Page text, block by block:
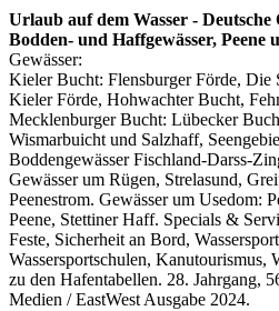
Urlaub auf dem Wasser - Deutsche
Bodden- und Haffgewässer, Peene
Gewässer:
Kieler Bucht: Flensburger Förde, Die
Kieler Förde, Hohwachter Bucht,
Mecklenburger Bucht: Lübecker
Wismarbuicht und Salzhaff,
Boddengewässer Fischland-Darss-
Gewässer um Rügen, Strelasund,
Peenestrom. Gewässer um Usedom:
Peene, Stettiner Haff. Specials &
Feste, Sicherheit an Bord,
Wassersportschulen, Kanutourismus,
zu den Hafentabellen. 28. Jahrgang,
Medien / EastWest Ausgabe 2024.